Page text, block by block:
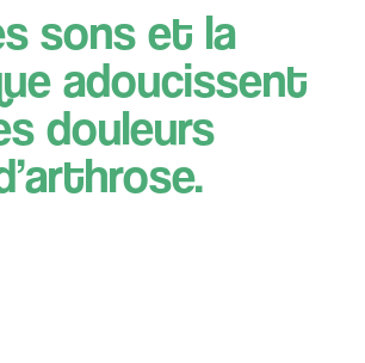
sons et la
adoucissent
douleurs